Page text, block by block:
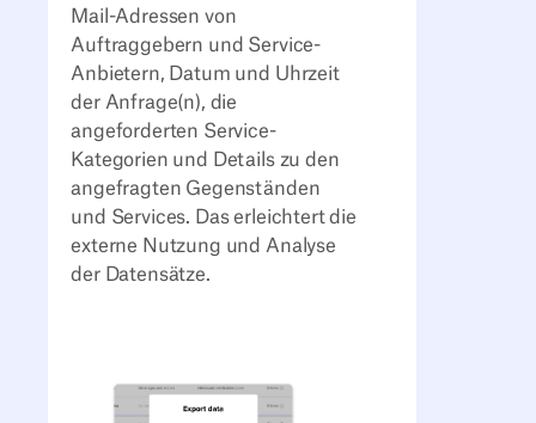
Mail-Adressen von
Auftraggebern und Service-
Anbietern, Datum und Uhrzeit
der Anfrage(n), die
angeforderten Service-
Kategorien und Details zu den
angefragten Gegenständen
und Services. Das erleichtert die
externe Nutzung und Analyse
der Datensätze.